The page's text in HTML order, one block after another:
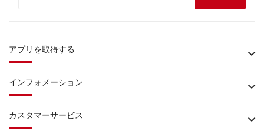
アプリを取得する
インフォメーション
カスタマーサービス